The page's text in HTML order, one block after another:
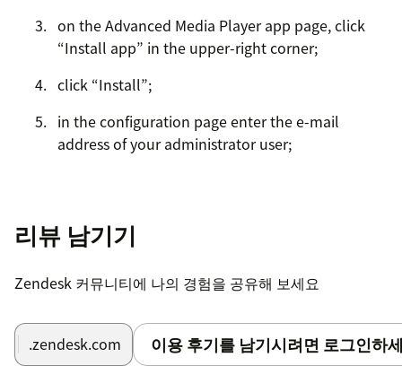
on the Advanced Media Player app page, click
“Install app” in the upper-right corner;
click “Install”;
in the configuration page enter the e-mail
address of your administrator user;
remove the yellow banner in the app.
Registration is required to hide the banner shown in
the app. To register use the administrator e-mail
리뷰 남기기
Zendesk 커뮤니티에 나의 경험을 공유해 보세요
.zendesk.com 이용 후기를 남기시려면 로그인하